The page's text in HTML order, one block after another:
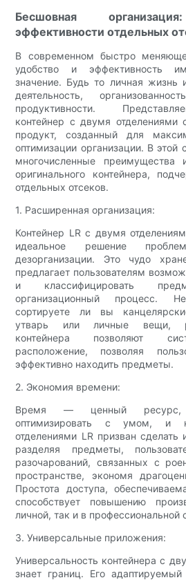
Бесшовная
эффективности отдельных
В современном быстро
удобство и эффективность
значение. Будь то личная жизнь
деятельность,
продуктивности.
контейнер с двумя отделениями
продукт, созданный для
оптимизации организации. В этой
многочисленные преимущества
оригинального контейнера,
отдельных отсеков.
1. Расширенная организация:
Контейнер LR с двумя
идеальное решение
дезорганизации. Это чудо
предлагает пользователям
и классифицировать
организационный процесс.
сортируете ли вы
утварь или личные вещи,
контейнера позволяют
расположение, позволяя
эффективно находить предметы.
2. Экономия времени:
Время — ценный ресурс,
оптимизировать с умом, и
отделениями LR призван сделать
разделяя предметы,
разочарований, связанных с
пространстве, экономя
Простота доступа,
способствует повышению
личной, так и в профессиональной
3. Универсальные приложения:
Универсальность контейнера с
знает границ. Его